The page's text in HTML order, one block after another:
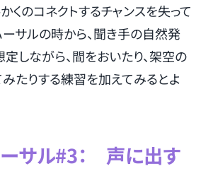
かくのコネクトするチャンスを失って
ーサルの時から、聞き手の自然発
しながら、間をおいたり、架空の
たりする練習を加えてみるとよ
サル#3： 声に出す